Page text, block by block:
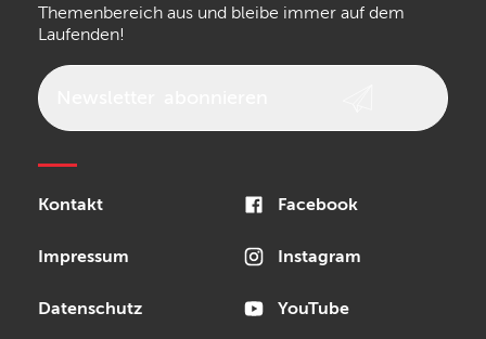
Themenbereich aus und bleibe immer auf dem
Laufenden!
Kontakt
Impressum
Datenschutz
Facebook
Instagram
YouTube